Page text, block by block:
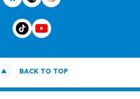
BACK TO TOP